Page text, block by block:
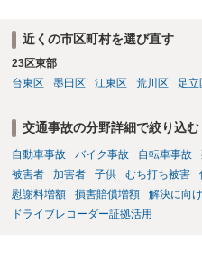
近くの市区町村を選び直す
23区東部
台東区
墨田区 江東区 荒川区 足立
交通事故の分野詳細で絞り込む
自動車事故 バイク事故 自転車事故
被害者
加害者 子供 むち打ち被害
慰謝料増額
損害賠償増額 解決に向
ドライブレコーダー証拠活用